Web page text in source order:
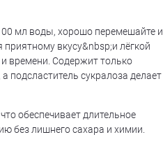
мл воды, хорошо перемешайте и
вкусу&nbsp;и лёгкой
времени. Содержит только
подсластитель сукралоза делает
обеспечивает длительное
без лишнего сахара и химии.